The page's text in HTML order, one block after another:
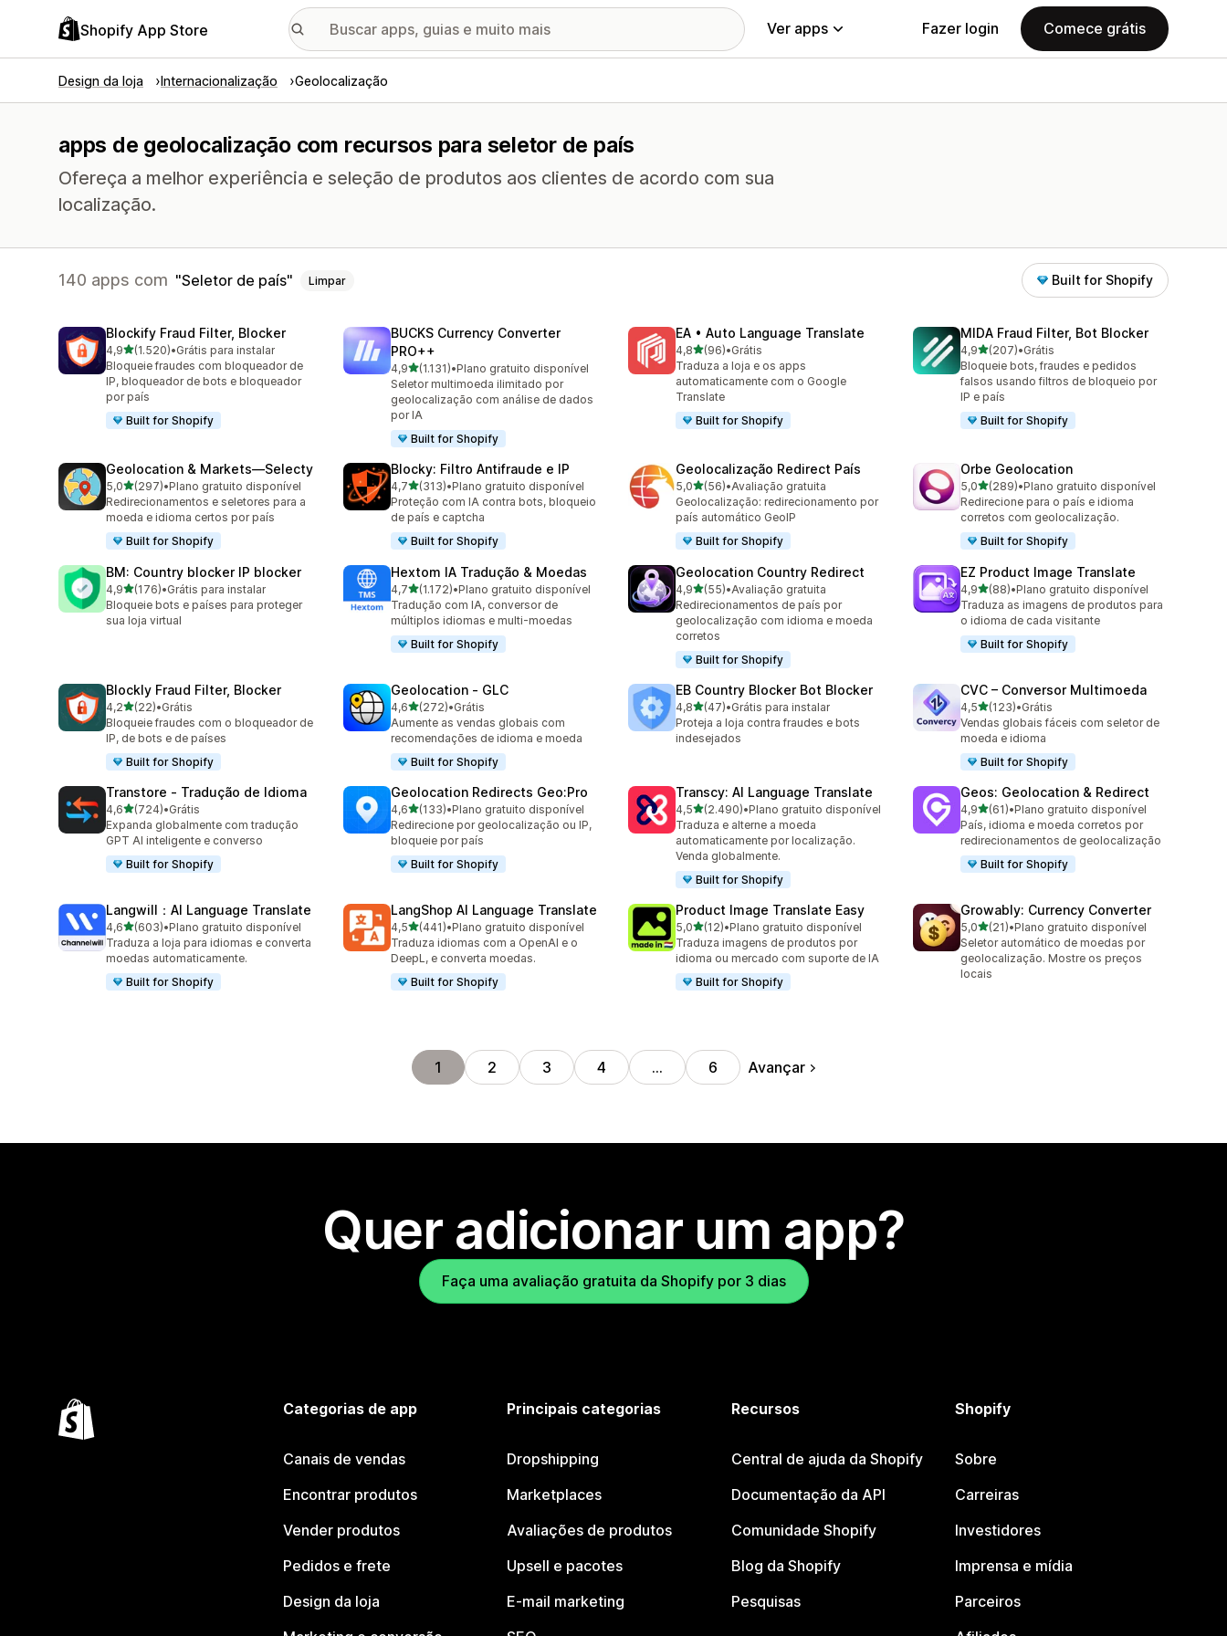
Shopify App Store Ver apps Fazer login Comece grátis
Design da loja Internacionalização Geolocalização
apps de geolocalização com recursos para seletor de país
Ofereça a melhor experiência e seleção de produtos aos clientes de acordo com sua
localização.
140 apps com Seletor de país Limpar Built for Shopify
Blockify Fraud Filter, Blocker
4,9de 5 estrelas
(1.520)
1520 avaliações ao todo
•Grátis para instalar
Bloqueie fraudes com bloqueador de
IP, bloqueador de bots e bloqueador
por país
Built for Shopify
BUCKS Currency Converter
PRO++
4,9de 5 estrelas
(1.131)
1131 avaliações ao todo
•Plano gratuito disponível
Seletor multimoeda ilimitado por
geolocalização com análise de dados
por IA
Built for Shopify
EA • Auto Language Translate
4,8de 5 estrelas
(96)
96 avaliações ao todo
•Grátis
Traduza a loja e os apps
automaticamente com o Google
Translate
Built for Shopify
MIDA Fraud Filter, Bot Blocker
4,9de 5 estrelas
(207)
207 avaliações ao todo
•Grátis
Bloqueie bots, fraudes e pedidos
falsos usando filtros de bloqueio por
IP e país
Built for Shopify
Geolocation & Markets—Selecty
5,0de 5 estrelas
(297)
297 avaliações ao todo
•Plano gratuito disponível
Redirecionamentos e seletores para a
moeda e idioma certos por país
Built for Shopify
Blocky: Filtro Antifraude e IP
4,7de 5 estrelas
(313)
313 avaliações ao todo
•Plano gratuito disponível
Proteção com IA contra bots, bloqueio
de país e captcha
Built for Shopify
Geolocalização Redirect País
5,0de 5 estrelas
(56)
56 avaliações ao todo
•Avaliação gratuita
Geolocalização: redirecionamento por
país automático GeoIP
Built for Shopify
Orbe Geolocation
5,0de 5 estrelas
(289)
289 avaliações ao todo
•Plano gratuito disponível
Redirecione para o país e idioma
corretos com geolocalização.
Built for Shopify
BM: Country blocker IP blocker
4,9de 5 estrelas
(176)
176 avaliações ao todo
•Grátis para instalar
Bloqueie bots e países para proteger
sua loja virtual
Hextom IA Tradução & Moedas
4,7de 5 estrelas
(1.172)
1172 avaliações ao todo
•Plano gratuito disponível
Tradução com IA, conversor de
múltiplos idiomas e multi-moedas
Built for Shopify
Geolocation Country Redirect
4,9de 5 estrelas
(55)
55 avaliações ao todo
•Avaliação gratuita
Redirecionamentos de país por
geolocalização com idioma e moeda
corretos
Built for Shopify
EZ Product Image Translate
4,9de 5 estrelas
(88)
88 avaliações ao todo
•Plano gratuito disponível
Traduza as imagens de produtos para
o idioma de cada visitante
Built for Shopify
Blockly Fraud Filter, Blocker
4,2de 5 estrelas
(22)
22 avaliações ao todo
•Grátis
Bloqueie fraudes com o bloqueador de
IP, de bots e de países
Built for Shopify
Geolocation ‑ GLC
4,6de 5 estrelas
(272)
272 avaliações ao todo
•Grátis
Aumente as vendas globais com
recomendações de idioma e moeda
Built for Shopify
EB Country Blocker Bot Blocker
4,8de 5 estrelas
(47)
47 avaliações ao todo
•Grátis para instalar
Proteja a loja contra fraudes e bots
indesejados
CVC – Conversor Multimoeda
4,5de 5 estrelas
(123)
123 avaliações ao todo
•Grátis
Vendas globais fáceis com seletor de
moeda e idioma
Built for Shopify
Transtore ‑ Tradução de Idioma
4,6de 5 estrelas
(724)
724 avaliações ao todo
•Grátis
Expanda globalmente com tradução
GPT AI inteligente e converso
Built for Shopify
Geolocation Redirects Geo:Pro
4,6de 5 estrelas
(133)
133 avaliações ao todo
•Plano gratuito disponível
Redirecione por geolocalização ou IP,
bloqueie por país
Built for Shopify
Transcy: AI Language Translate
4,5de 5 estrelas
(2.490)
2490 avaliações ao todo
•Plano gratuito disponível
Traduza e alterne a moeda
automaticamente por localização.
Venda globalmente.
Built for Shopify
Geos: Geolocation & Redirect
4,9de 5 estrelas
(61)
61 avaliações ao todo
•Plano gratuito disponível
País, idioma e moeda corretos por
redirecionamentos de geolocalização
Built for Shopify
Langwill：AI Language Translate
4,6de 5 estrelas
(603)
603 avaliações ao todo
•Plano gratuito disponível
Traduza a loja para idiomas e converta
moedas automaticamente.
Built for Shopify
LangShop AI Language Translate
4,5de 5 estrelas
(441)
441 avaliações ao todo
•Plano gratuito disponível
Traduza idiomas com a OpenAI e o
DeepL, e converta moedas.
Built for Shopify
Product Image Translate Easy
5,0de 5 estrelas
(12)
12 avaliações ao todo
•Plano gratuito disponível
Traduza imagens de produtos por
idioma ou mercado com suporte de IA
Built for Shopify
Growably: Currency Converter
5,0de 5 estrelas
(21)
21 avaliações ao todo
•Plano gratuito disponível
Seletor automático de moedas por
geolocalização. Mostre os preços
locais
1 2 3 4 … 6 Avançar
Quer adicionar um app?
Faça uma avaliação gratuita da Shopify por 3 dias
Categorias de app
Canais de vendas
Encontrar produtos
Vender produtos
Pedidos e frete
Design da loja
Principais categorias
Dropshipping
Marketplaces
Avaliações de produtos
Upsell e pacotes
E-mail marketing
Recursos
Central de ajuda da Shopify
Documentação da API
Comunidade Shopify
Blog da Shopify
Pesquisas
Shopify
Sobre
Carreiras
Investidores
Imprensa e mídia
Parceiros